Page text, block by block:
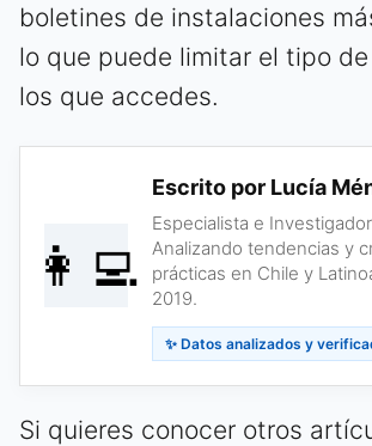
boletines de instalaciones
lo que puede limitar el tipo
los que accedes.
👩‍💻
Escrito por Lucía
Especialista e
Analizando tendencias y
prácticas en Chile y
2019.
✨ Datos analizados y
Si quieres conocer otros